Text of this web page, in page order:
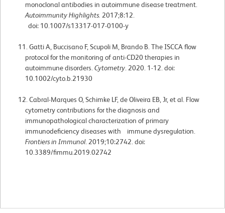
monoclonal antibodies in autoimmune disease treatment.
Autoimmunity Highlights. 2017;8:12.
doi: 10.1007/s13317-017-0100-y
Gatti A, Buccisano F, Scupoli M, Brando B. The ISCCA flow
protocol for the monitoring of anti-CD20 therapies in
autoimmune disorders.Cytometry. 2020. 1-12. doi:
10.1002/cyto.b.21930
Cabral-Marques O, Schimke LF, de Oliveira EB, Jr, et al. Flow
cytometry contributions for the diagnosis and
immunopathological characterization of primary
immunodeficiency diseases with immune dysregulation.
Frontiers in Immunol. 2019;10:2742. doi:
10.3389/fimmu.2019.02742